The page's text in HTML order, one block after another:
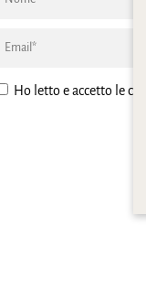
Ho letto e accetto le